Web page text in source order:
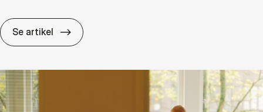
Se artikel Kar­ri­e­re – uden fil­ter: Mine drøm­me